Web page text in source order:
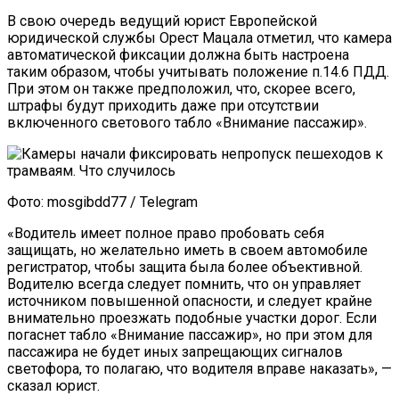
В свою очередь ведущий юрист Европейской
юридической службы Орест Мацала отметил, что камера
автоматической фиксации должна быть настроена
таким образом, чтобы учитывать положение п.14.6 ПДД.
При этом он также предположил, что, скорее всего,
штрафы будут приходить даже при отсутствии
включенного светового табло «Внимание пассажир».
Фото: mosgibdd77 / Telegram
«Водитель имеет полное право пробовать себя
защищать, но желательно иметь в своем автомобиле
регистратор, чтобы защита была более объективной.
Водителю всегда следует помнить, что он управляет
источником повышенной опасности, и следует крайне
внимательно проезжать подобные участки дорог. Если
погаснет табло «Внимание пассажир», но при этом для
пассажира не будет иных запрещающих сигналов
светофора, то полагаю, что водителя вправе наказать», —
сказал юрист.